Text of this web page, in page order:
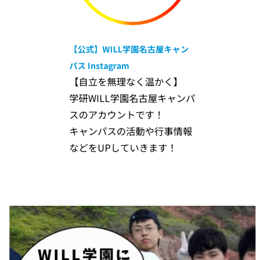
【公式】WILL学園名古屋キャン
パス Instagram
【自立を無理なく温かく】
学研WILL学園名古屋キャンパ
スのアカウントです！
キャンパスの活動や行事情報
などをUPしていきます！